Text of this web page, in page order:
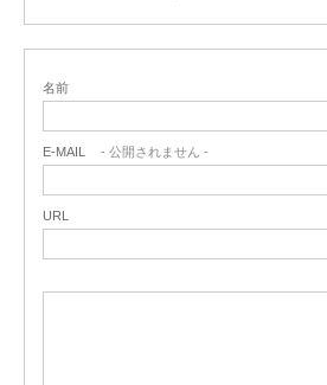
名前
E-MAIL - 公開されません -
URL